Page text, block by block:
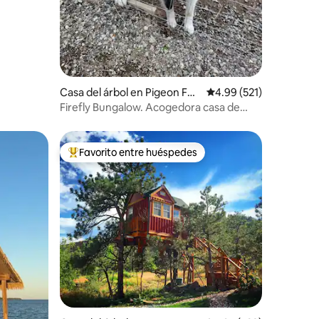
Casa del árbol en Pigeon For
ge
Calificación promedio:
4.99 (521)
Firefly Bungalow. Acogedora casa de
Favorito entre huéspedes preferido
Favorito entre huéspedes